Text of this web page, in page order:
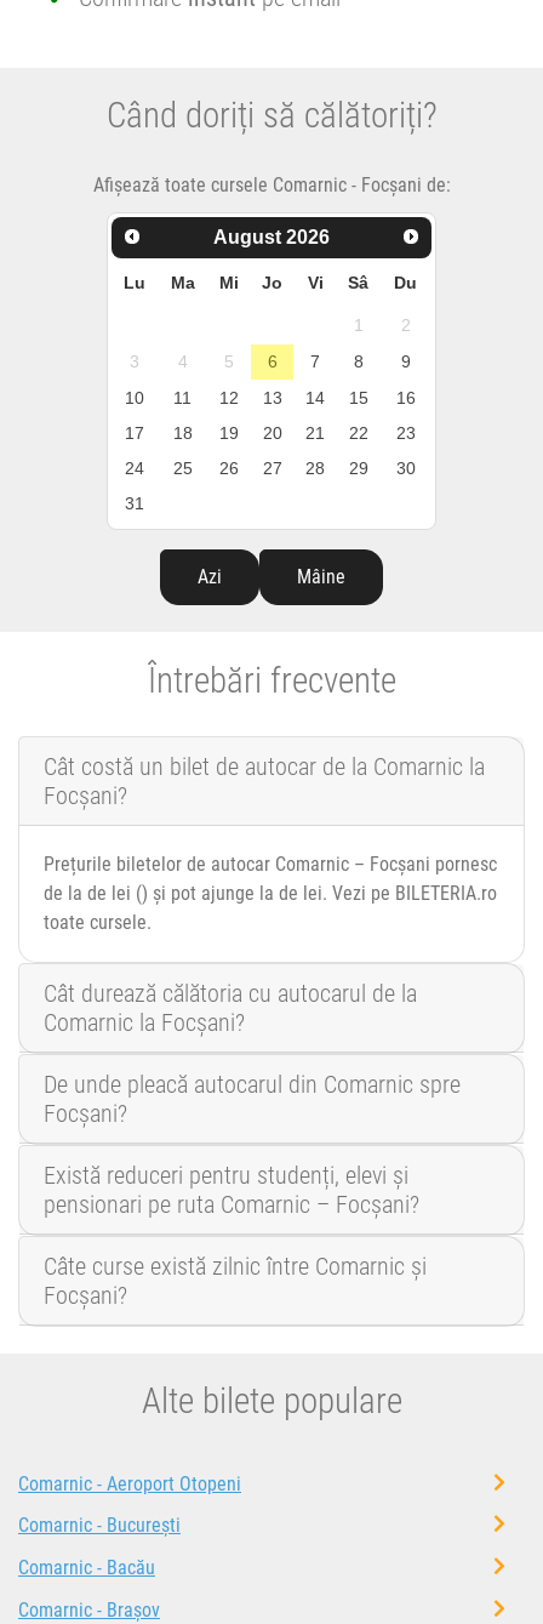
Când doriți să călătoriți?
Afișează toate cursele Comarnic - Focșani de:
August 2026
Lu Ma Mi Jo Vi Sâ Du
1
2
3
4 5 6 7 8
9
10
11 12 13 14 15
16
17
18 19 20 21 22
23
24
25 26 27 28 29
30
31
Azi Mâine
Întrebări frecvente
Cât costă un bilet de autocar de la Comarnic la
Focșani?
Prețurile biletelor de autocar Comarnic – Focșani pornesc
de la de lei () și pot ajunge la de lei. Vezi pe BILETERIA.ro
toate cursele.
Cât durează călătoria cu autocarul de la
Comarnic la Focșani?
De unde pleacă autocarul din Comarnic spre
Focșani?
Există reduceri pentru studenți, elevi și
pensionari pe ruta Comarnic – Focșani?
Câte curse există zilnic între Comarnic și
Focșani?
Alte bilete populare
Comarnic - Aeroport Otopeni
Comarnic - București
Comarnic - Bacău
Comarnic - Brașov